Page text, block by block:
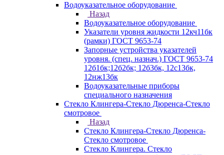
Водоуказательное оборудование
Назад
Водоуказательное оборудование
Указатели уровня жидкости 12кч11бк
(рамки) ГОСТ 9653-74
Запорные устройства указателей
уровня. (спец. назнач.) ГОСТ 9653-74
12б1бк;12б2бк; 12б3бк, 12с13бк,
12нж13бк
Водоуказательные приборы
специального назначения
Стекло Клингера-Стекло Дюренса-Стекло
смотровое
Назад
Стекло Клингера-Стекло Дюренса-
Стекло смотровое
Стекло Клингера. Стекло